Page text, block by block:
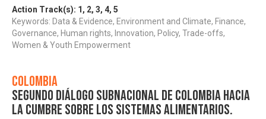
Action Track(s): 1 , 2, 3, 4, 5
Keywords: Data & Evidence, Environment and Climate, Finance,
Governance, Human rights, Innovation, Policy, Trade-offs,
Women & Youth Empowerment
Colombia
Segundo Diálogo Subnacional de Colombia hacia
la Cumbre sobre los Sistemas Alimentarios.